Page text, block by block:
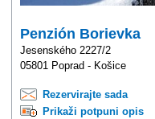
Penzión Borievka
Jesenského 2227/2
05801 Poprad - Košice
Rezervirajte sada
Prikaži potpuni opis